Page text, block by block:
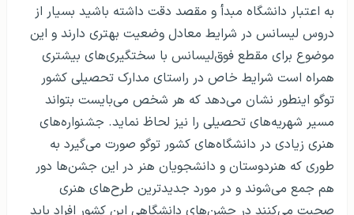
به اعتبار دانشگاه مبدأ و مقصد دقت داشته باشید بسیار از
دروس لیسانس در شرایط معادل وضعیت بهتری دارند و این
موضوع برای مقطع فوق‌لیسانس با سختگیری‌های بیشتری
همراه است شرایط خاص در راستای مدارک تحصیلی کشور
توگو اینطور نشان می‌دهد که هر شخص می‌بایست بتواند
مسیر شهریه‌های تحصیلی را نیز لحاظ نماید. جشنواره‌های
هنری زیادی در دانشگاه‌های کشور توگو صورت می‌گیرد به
طوری که هنردوستان و دانشجویان هنر در این جشن‌ها دور
هم جمع می‌شوند و در مورد جدیدترین طرح‌های هنری
صحبت می‌کنند در جشن‌های دانشگاهی این کشور افراد باید